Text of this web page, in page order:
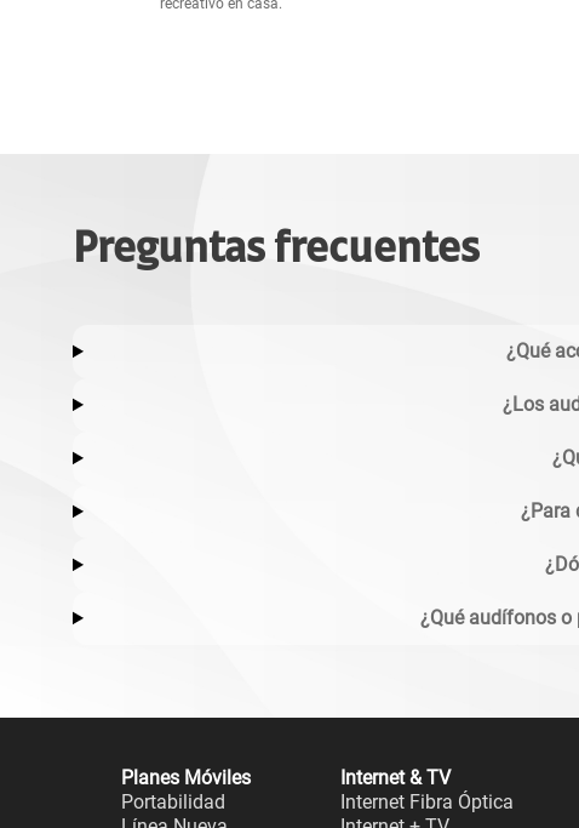
recreativo en casa.
Preguntas frecuentes
¿Qué
¿Los
¿Para
¿Qué audífonos
Planes Móviles
Portabilidad
Internet & TV
Internet Fibra Óptica